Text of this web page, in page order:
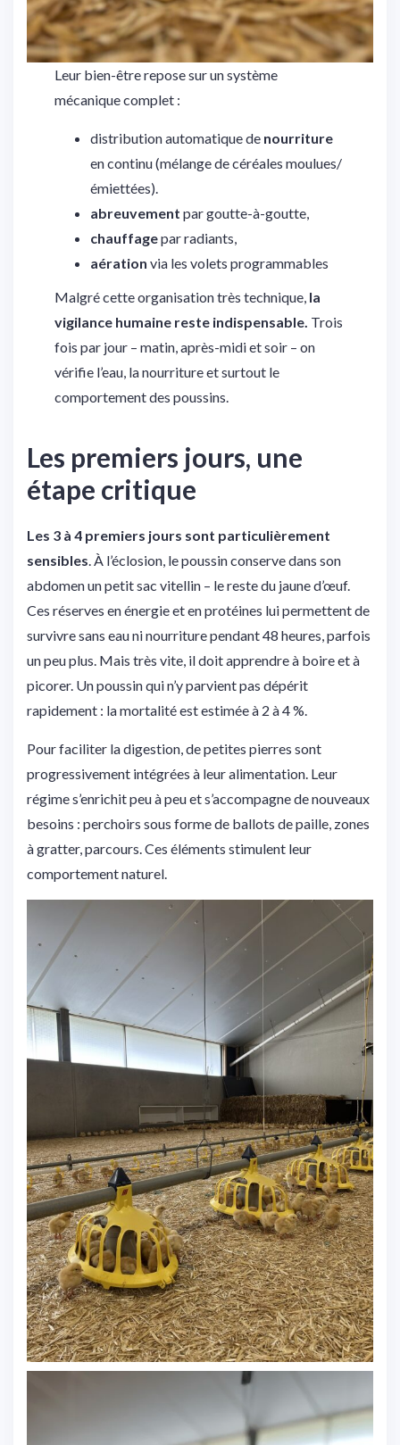
Leur bien-être repose sur un système
mécanique complet :
distribution automatique de nourriture
en continu (mélange de céréales moulues/
émiettées).
abreuvement par goutte-à-goutte,
chauffagepar radiants,
aération via les volets programmables
Malgré cette organisation très technique, la
vigilance humaine reste indispensable. Trois
fois par jour – matin, après-midi et soir – on
vérifie l’eau, la nourriture et surtout le
comportement des poussins.
Les premiers jours, une
étape critique
Les 3 à 4 premiers jours sont particulièrement
sensibles. À l’éclosion, le poussin conserve dans son
abdomen un petit sac vitellin – le reste du jaune d’œuf.
Ces réserves en énergie et en protéines lui permettent de
survivre sans eau ni nourriture pendant 48 heures, parfois
un peu plus. Mais très vite, il doit apprendre à boire et à
picorer. Un poussin qui n’y parvient pas dépérit
rapidement : la mortalité est estimée à 2 à 4 %.
Pour faciliter la digestion, de petites pierres sont
progressivement intégrées à leur alimentation. Leur
régime s’enrichit peu à peu et s’accompagne de nouveaux
besoins : perchoirs sous forme de ballots de paille, zones
à gratter, parcours. Ces éléments stimulent leur
comportement naturel.